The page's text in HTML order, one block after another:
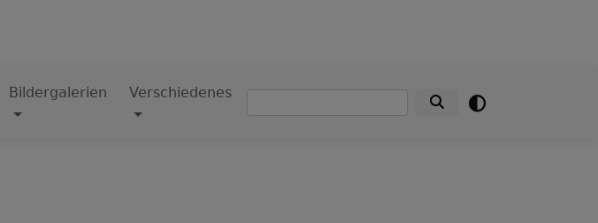
Bildergalerien VerschiedenesSuche